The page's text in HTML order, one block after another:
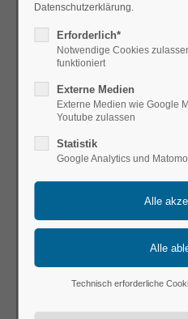
Datenschutzerklärung.
Erforderlich*
Notwendige Cookies
funktioniert
Externe Medien
Externe Medien wie Google
Youtube zulassen
Statistik
Google Analytics und
Technisch erforderliche